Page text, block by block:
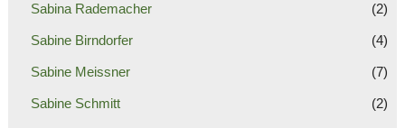
Sabina Rademacher (2)
Sabine Birndorfer (4)
Sabine Meissner (7)
Sabine Schmitt (2)